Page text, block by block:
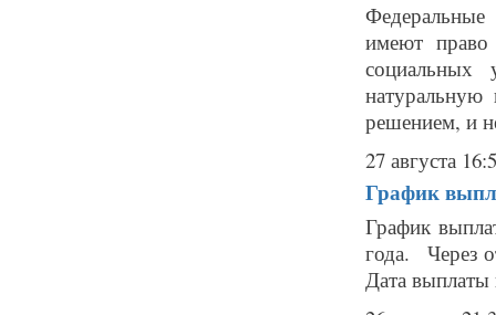
имеют
решением, и
27 августа
График
График
года. Через
Дата выплаты